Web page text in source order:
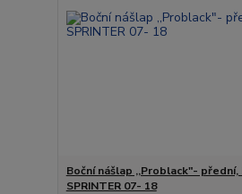
Boční nášlap ,,Problack"- přední,
SPRINTER 07- 18